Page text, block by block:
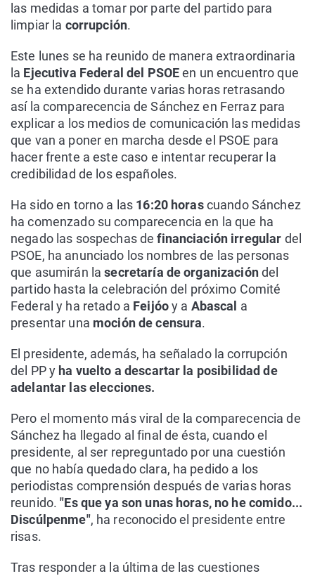
las medidas a tomar por parte del partido para
limpiar la corrupción.
Este lunes se ha reunido de manera extraordinaria
la Ejecutiva Federal del PSOEen un encuentro que
se ha extendido durante varias horas retrasando
así la comparecencia de Sánchez en Ferraz para
explicar a los medios de comunicación las medidas
que van a poner en marcha desde el PSOE para
hacer frente a este caso e intentar recuperar la
credibilidad de los españoles.
Ha sido en torno a las 16:20 horascuando Sánchez
ha comenzado su comparecencia en la que ha
negado las sospechas definanciación irregular del
PSOE, ha anunciado los nombres de las personas
que asumirán lasecretaría de organizacióndel
partido hasta la celebración del próximo Comité
Federal y ha retado a Feijóoy a Abascal a
presentar una moción de censura.
El presidente, además, ha señalado la corrupción
del PP y ha vuelto a descartar la posibilidad de
adelantar las elecciones.
Pero el momento más viral de la comparecencia de
Sánchez ha llegado al final de ésta, cuando el
presidente, al ser repreguntado por una cuestión
que no había quedado clara, ha pedido a los
periodistas comprensión después de varias horas
reunido."Es que ya son unas horas, no he comido...
Discúlpenme", ha reconocido el presidente entre
risas.
Tras responder a la última de las cuestiones